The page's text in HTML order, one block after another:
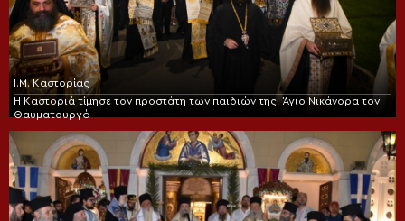
Ι.Μ. Καστορίας
Η Καστοριά τίμησε τον προστάτη των παιδιών της, Άγιο Νικάνορα τον
Θαυματουργό